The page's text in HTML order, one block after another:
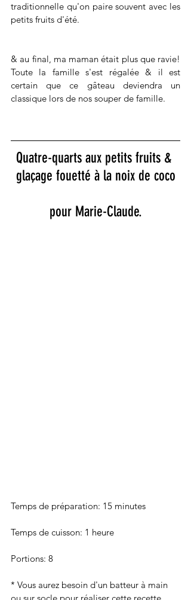
traditionnelle qu'on paire souvent avec les
petits fruits d'été.
& au final, ma maman était plus que ravie!
Toute la famille s'est régalée & il est
certain que ce gâteau deviendra un
classique lors de nos souper de famille.
Quatre-quarts aux petits fruits &
glaçage fouetté à la noix de coco
pour Marie-Claude.
Temps de préparation: 15 minutes
Temps de cuisson: 1 heure
Portions: 8
* Vous aurez besoin d'un batteur à main
ou sur socle pour réaliser cette recette